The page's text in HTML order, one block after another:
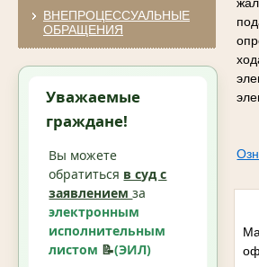
ВНЕПРОЦЕССУАЛЬНЫЕ
ОБРАЩЕНИЯ
Уважаемые
граждане!
Вы можете
обратиться в суд с
заявлениемза
электронным
исполнительным
листом 📝(ЭИЛ)